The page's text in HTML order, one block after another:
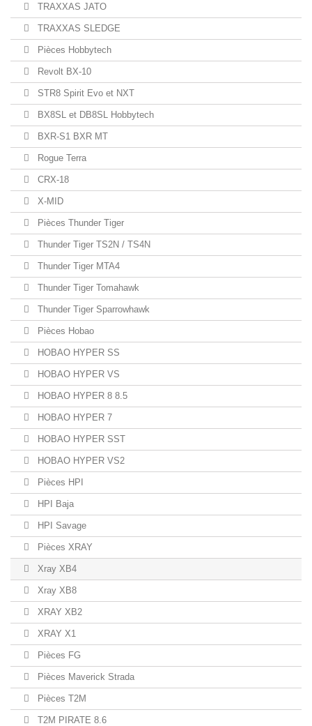
TRAXXAS JATO
TRAXXAS SLEDGE
Pièces Hobbytech
Revolt BX-10
STR8 Spirit Evo et NXT
BX8SL et DB8SL Hobbytech
BXR-S1 BXR MT
Rogue Terra
CRX-18
X-MID
Pièces Thunder Tiger
Thunder Tiger TS2N / TS4N
Thunder Tiger MTA4
Thunder Tiger Tomahawk
Thunder Tiger Sparrowhawk
Pièces Hobao
HOBAO HYPER SS
HOBAO HYPER VS
HOBAO HYPER 8 8.5
HOBAO HYPER 7
HOBAO HYPER SST
HOBAO HYPER VS2
Pièces HPI
HPI Baja
HPI Savage
Pièces XRAY
Xray XB4
Xray XB8
XRAY XB2
XRAY X1
Pièces FG
Pièces Maverick Strada
Pièces T2M
T2M PIRATE 8.6